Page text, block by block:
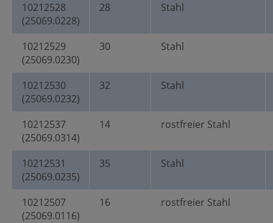
10212528
(25069.0228)
28 Stahl
10212529
(25069.0230)
30 Stahl
10212530
(25069.0232)
32 Stahl
10212537
(25069.0314)
14 rostfreier Stahl
10212531
(25069.0235)
35 Stahl
10212507
(25069.0116)
16 rostfreier Stahl